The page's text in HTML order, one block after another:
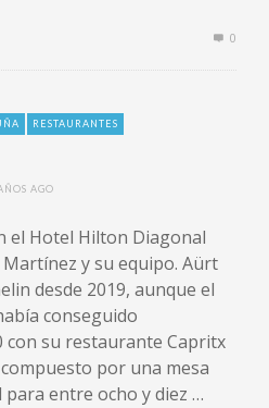
0
RESTAURANTES
AGO
el Hotel Hilton Diagonal
y su equipo. Aürt
desde 2019, aunque el
conseguido
su restaurante Capritx
por una mesa
para entre ocho y diez …